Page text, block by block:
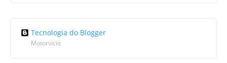
Tecnologia do Blogger
Motorvicio